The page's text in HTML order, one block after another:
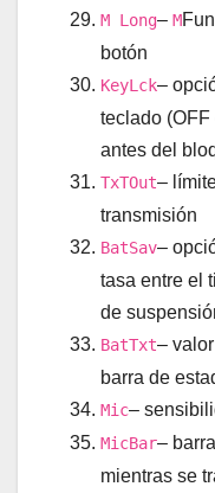
M Long– M
botón
KeyLck–
teclado
antes del
TxTOut–
transmisión
BatSav–
tasa entre el
de
BatTxt–
barra de
Mic–
MicBar–
mientras se